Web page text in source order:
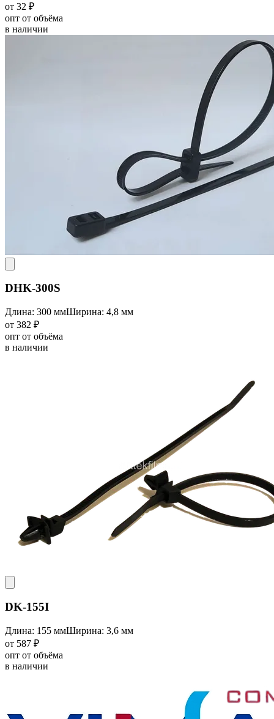
от 32 ₽
опт от объёма
в наличии
DHK-300S
Длина: 300 ммШирина: 4,8 мм
от 382 ₽
опт от объёма
в наличии
DK-155I
Длина: 155 ммШирина: 3,6 мм
от 587 ₽
опт от объёма
в наличии